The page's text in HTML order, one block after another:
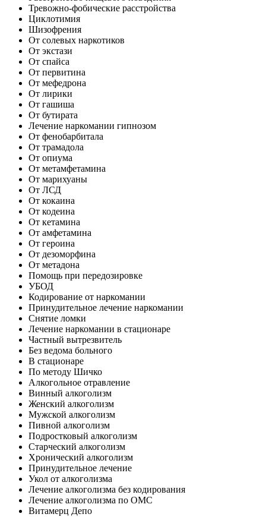
Тревожно-фобические расстройства
Циклотимия
Шизофрения
От солевых наркотиков
От экстази
От спайса
От первитина
От мефедрона
От лирики
От гашиша
От бутирата
Лечение наркомании гипнозом
От фенобарбитала
От трамадола
От опиума
От метамфетамина
От марихуаны
От ЛСД
От кокаина
От кодеина
От кетамина
От амфетамина
От героина
От дезоморфина
От метадона
Помощь при передозировке
УБОД
Кодирование от наркомании
Принудительное лечение наркомании
Снятие ломки
Лечение наркомании в стационаре
Частный вытрезвитель
Без ведома больного
В стационаре
По методу Шичко
Алкогольное отравление
Винный алкоголизм
Женский алкоголизм
Мужской алкоголизм
Пивной алкоголизм
Подростковый алкоголизм
Старческий алкоголизм
Хронический алкоголизм
Принудительное лечение
Укол от алкоголизма
Лечение алкоголизма без кодирования
Лечение алкоголизма по ОМС
Витамерц Депо